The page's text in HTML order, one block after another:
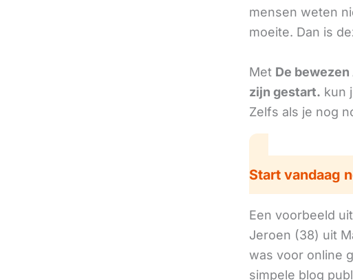
mensen weten
moeite. Dan is
Met De
zijn gestart. kun
Zelfs als je nog
Start vandaag
Een voorbeeld
Jeroen (38) uit
was voor online
simpele blog